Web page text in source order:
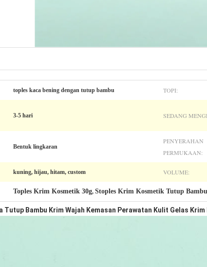
toples kaca bening dengan tutup bambu TOPI:
3-5 hari SEDANG
Bentuk lingkaran
PENYERAHAN
PERMUKAAN:
kuning, hijau, hitam, custom VOLUME:
Toples Krim Kosmetik 30g, Stoples Krim Kosmetik Tutup
Tutup Bambu Krim Wajah Kemasan Perawatan Kulit Gelas